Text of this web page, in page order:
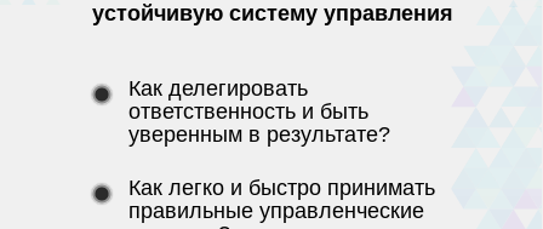
Как легко и быстро принимать
правильные управленческие
устойчивую систему управления
Как делегировать
ответственность и быть
уверенным в результате?